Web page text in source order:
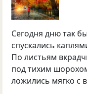
Сегодня дню так
спускались
По листьям
под тихим
ложились мягко с